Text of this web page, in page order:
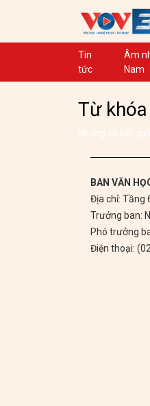
Tin
tức
Âm
Nam
Ca
Nhạc
Dân ca
GHTP
Chủ
Ca
Ca
Từ
Không có kết
BAN VĂN
Địa chỉ: Tầng
Trưởng ban:
Phó trưởng
Điện thoại: